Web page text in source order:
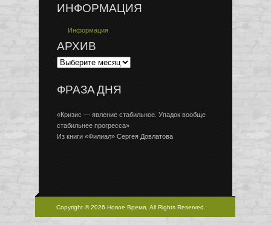
ИНФОРМАЦИЯ
Информация
АРХИВ
ФРАЗА ДНЯ
«Кризис — явление стабильное. Упадок вообще
стабильнее прогресса»
Из книги «Филиал» Сергея Довлатова
Copyright © 2026 Новое Время, All Rights Reserved.